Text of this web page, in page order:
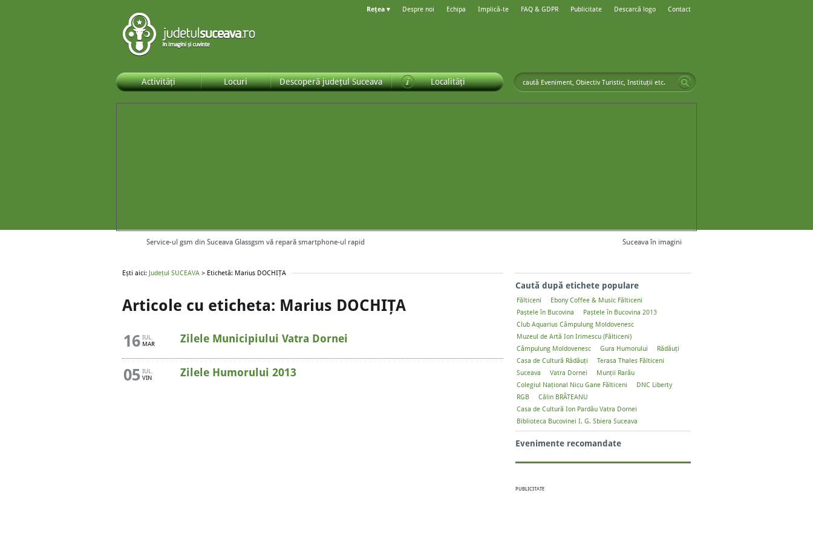
Activități Locuri Descoperă județul Suceava Localități
Despre noi Echipa Implică-te FAQ & GDPR Publicitate Descarcă logo Contact
Rețea ▾
Suceava în imagini
Service-ul gsm din Suceava Glassgsm vă repară smartphone-ul rapid
Ești aici: Județul SUCEAVA > Etichetă: Marius DOCHIȚA
Articole cu eticheta: Marius DOCHIȚA
Zilele Municipiului Vatra Dornei
16 IUL.
MAR
Zilele Humorului 2013
05 IUL.
VIN
Caută după etichete populare
Fălticeni
Ebony Coffee & Music Fălticeni
Paștele în Bucovina
Paștele în Bucovina 2013
Club Aquarius Câmpulung Moldovenesc
Muzeul de Artă Ion Irimescu (Fălticeni)
Câmpulung Moldovenesc
Gura Humorului
Rădăuți
Casa de Cultură Rădăuți
Terasa Thales Fălticeni
Suceava
Vatra Dornei
Munții Rarău
Colegiul Naţional Nicu Gane Fălticeni
DNC Liberty
RGB
Călin BRĂTEANU
Casa de Cultură Ion Pardău Vatra Dornei
Biblioteca Bucovinei I. G. Sbiera Suceava
Evenimente recomandate
PUBLICITATE